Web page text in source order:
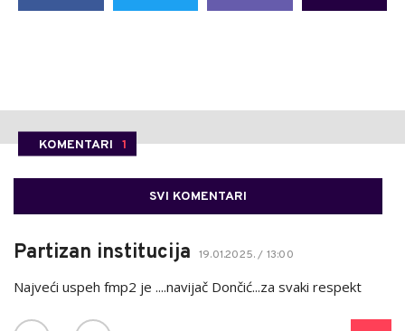
KOMENTARI 1
SVI KOMENTARI
Partizan institucija 19.01.2025. / 13:00
Najveći uspeh fmp2 je ....navijač Dončić...za svaki respekt